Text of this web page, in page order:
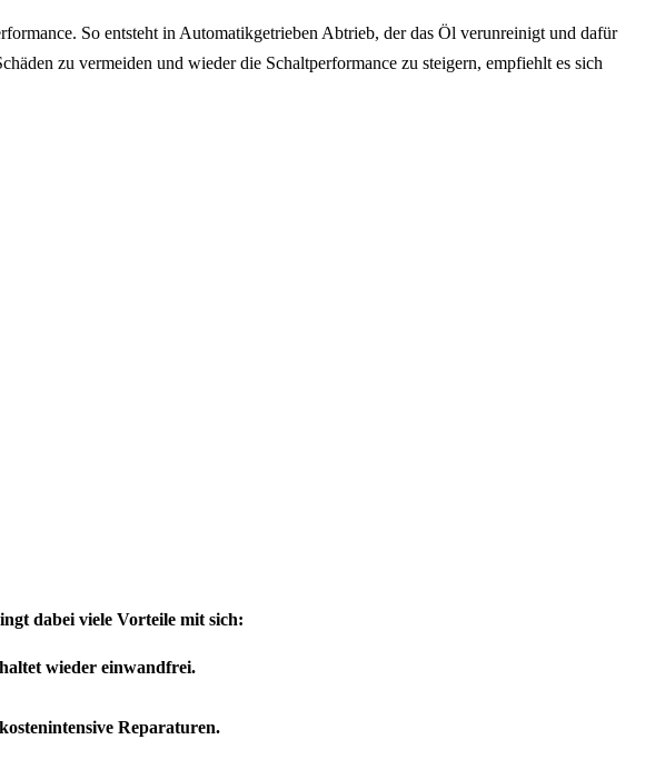
So entsteht in Automatikgetrieben Abtrieb, der das Öl verunreinigt und dafür
zu vermeiden und wieder die Schaltperformance zu steigern, empfiehlt es sich
dabei viele Vorteile mit sich:
wieder einwandfrei.
Reparaturen.